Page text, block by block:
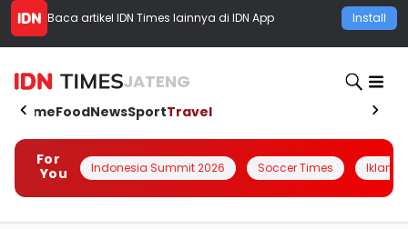
Baca artikel IDN Times lainnya di IDN App Install
JATENG
HomeFoodNewsSportTravel
For
You
Indonesia Summit 2026 Soccer Times Iklanin